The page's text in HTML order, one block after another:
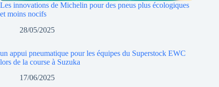
Les innovations de Michelin pour des pneus plus écologiques
et moins nocifs
28/05/2025
un appui pneumatique pour les équipes du Superstock EWC
lors de la course à Suzuka
17/06/2025